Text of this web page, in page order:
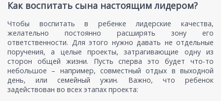
Как воспитать сына настоящим лидером?
Чтобы воспитать в ребенке лидерские качества,
желательно постоянно расширять зону его
ответственности. Для этого нужно давать не отдельные
поручения, а целые проекты, затрагивающие одну из
сторон общей жизни. Пусть сперва это будет что-то
небольшое – например, совместный отдых в выходной
день, или семейный ужин. Важно, что ребенок
задействован во всех этапах проекта: